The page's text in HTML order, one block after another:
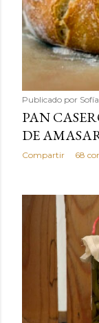
Publicado por
PAN
DE
Compartir 68